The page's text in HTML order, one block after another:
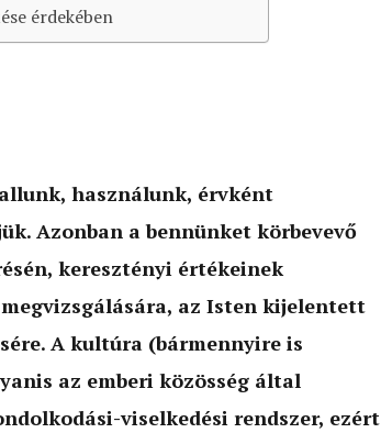
érdekében
használunk, érvként
Azonban a bennünket körbevevő
keresztényi értékeinek
az Isten kijelentett
A kultúra (bármennyire is
az emberi közösség által
viselkedési rendszer, ezért